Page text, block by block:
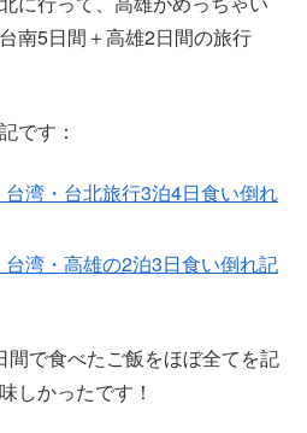
南5日間＋高雄2日間の旅行
です：
湾・台北旅行3泊4日食い倒れ
湾・高雄の2泊3日食い倒れ記
で食べたご飯をほぼ全てを記
しかったです！